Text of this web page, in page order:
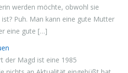
werden möchte, obwohl sie
Puh. Man kann eine gute Mutter
eine gute […]
der Magd ist eine 1985